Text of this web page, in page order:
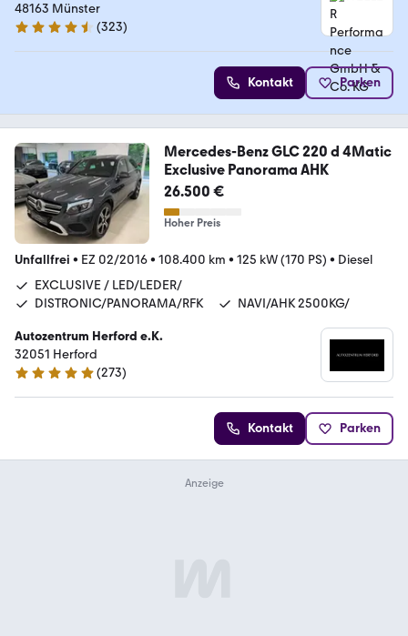
48163 Münster
4.3 Sterne
(323)
Kontakt Parken
Mercedes-Benz GLC 220 d 4Matic
Exclusive Panorama AHK
26.500 €
Hoher Preis
Unfallfrei • EZ 02/2016• 108.400 km • 125 kW (170 PS) • Diesel
EXCLUSIVE / LED/LEDER/
DISTRONIC/PANORAMA/RFK
NAVI/AHK 2500KG/
Autozentrum Herford e.K.
32051 Herford
4.9 Sterne
(273)
Kontakt Parken